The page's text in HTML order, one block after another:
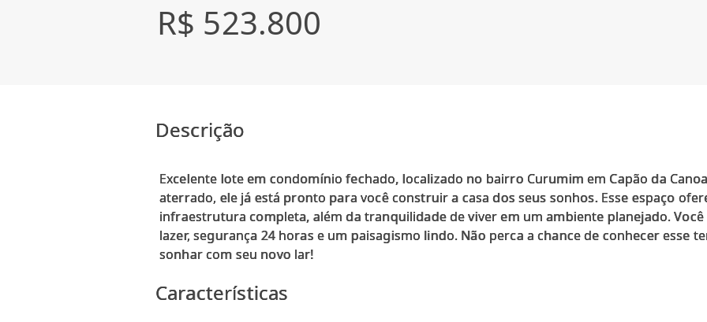
R$ 523.800
Descrição
Excelente lote em condomínio fechado, localizado no bairro Curumim em Capão da
aterrado, ele já está pronto para você construir a casa dos seus sonhos. Esse espaço
infraestrutura completa, além da tranquilidade de viver em um ambiente planejado.
lazer, segurança 24 horas e um paisagismo lindo. Não perca a chance de conhecer esse
Características